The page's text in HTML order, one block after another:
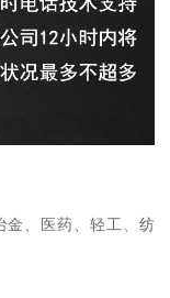
金、医药、轻工、纺